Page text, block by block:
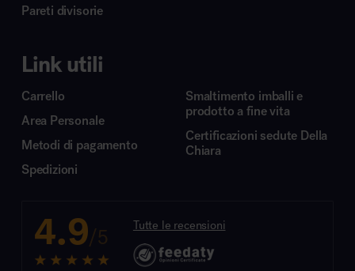
Pareti divisorie
Link utili
Carrello
Area Personale
Metodi di pagamento
Spedizioni
Smaltimento imballi e
prodotto a fine vita
Certificazioni sedute Della
Chiara
4.9/5 Tutte le recensioni